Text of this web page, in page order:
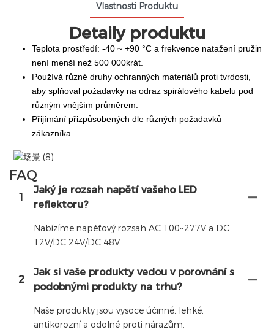
Vlastnosti Produktu
Detaily produktu
Teplota prostředí: -40 ~ +90 °C a frekvence natažení pružin
není menší než 500 000krát.
Používá různé druhy ochranných materiálů proti tvrdosti,
aby splňoval požadavky na odraz spirálového kabelu pod
různým vnějším průměrem.
Přijímání přizpůsobených dle různých požadavků
zákazníka.
FAQ
1
Jaký je rozsah napětí vašeho LED
reflektoru?
Nabízíme napěťový rozsah AC 100~277V a DC
12V/DC 24V/DC 48V.
2
Jak si vaše produkty vedou v porovnání s
podobnými produkty na trhu?
Naše produkty jsou vysoce účinné, lehké,
antikorozní a odolné proti nárazům.